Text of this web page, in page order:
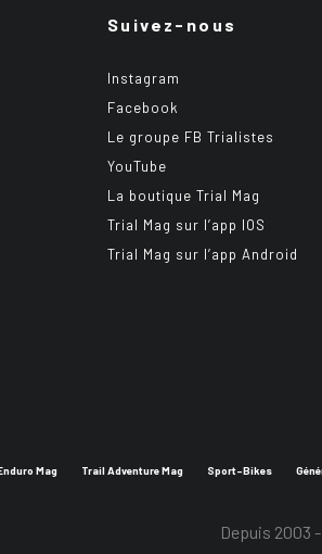
Suivez-nous
Instagram
Facebook
Le groupe FB Trialistes
YouTube
La boutique Trial Mag
Trial Mag sur l’app IOS
Trial Mag sur l’app Android
Mag Trail Adventure Mag Sport-Bikes
Depuis 2003